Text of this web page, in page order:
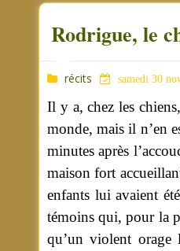
Rodrigue, le
récits samedi 30
Il y a, chez les
monde, mais il n’en
minutes après
maison fort
enfants lui avaient
témoins qui, pour la
qu’un violent orage